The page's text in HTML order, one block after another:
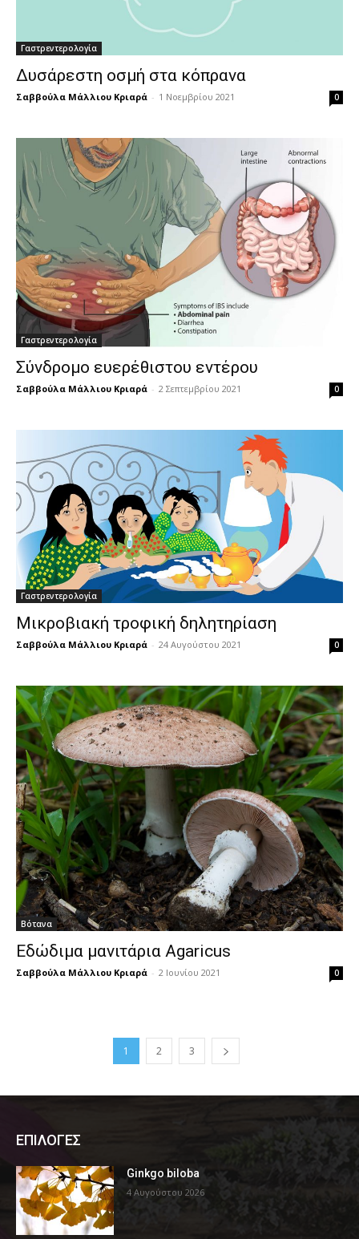
Γαστρεντερολογία
Δυσάρεστη οσμή στα κόπρανα
Σαββούλα Μάλλιου Κριαρά - 1 Νοεμβρίου 2021 0
Γαστρεντερολογία
Σύνδρομο ευερέθιστου εντέρου
Σαββούλα Μάλλιου Κριαρά - 2 Σεπτεμβρίου 2021 0
Γαστρεντερολογία
Μικροβιακή τροφική δηλητηρίαση
Σαββούλα Μάλλιου Κριαρά - 24 Αυγούστου 2021 0
Βότανα
Εδώδιμα μανιτάρια Agaricus
Σαββούλα Μάλλιου Κριαρά - 2 Ιουνίου 2021 0
1 2 3
ΕΠΙΛΟΓΕΣ
Ginkgo biloba
4 Αυγούστου 2026